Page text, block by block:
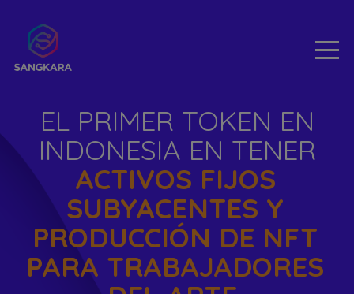
EL PRIMER TOKEN EN
INDONESIA EN TENER
ACTIVOS FIJOS
SUBYACENTES Y
PRODUCCIÓN DE NFT
PARA TRABAJADORES